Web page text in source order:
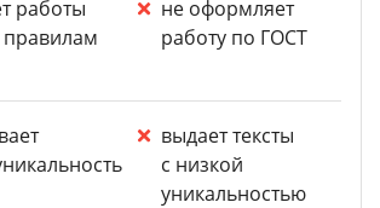
работы
не оформляет
работу по ГОСТ
выдает тексты
с низкой
уникальностью